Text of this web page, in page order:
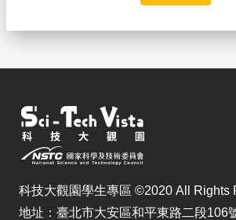
科技大觀園學生專區 ©2020 All Rights
地址：臺北市大安區和平東路二段106